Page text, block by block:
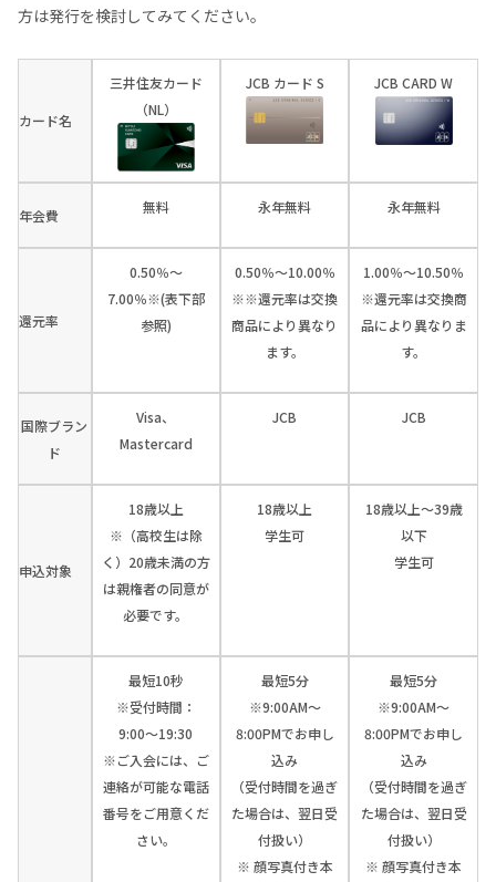
方は発行を検討してみてください。
カード名
三井住友カード
（NL）
JCB カード S JCB CARD W
年会費 無料 永年無料 永年無料
還元率
0.50％～
7.00％※(表下部
参照)
0.50％～10.00％
※※還元率は交換
商品により異なり
ます。
1.00％～10.50％
※還元率は交換商
品により異なりま
す。
国際ブラン
ド
Visa、
Mastercard
JCB JCB
申込対象
18歳以上
※（高校生は除
く）20歳未満の方
は親権者の同意が
必要です。
18歳以上
学生可
18歳以上～39歳
以下
学生可
最短10秒
※受付時間：
9:00〜19:30
※ご入会には、ご
連絡が可能な電話
番号をご用意くだ
さい。
最短5分
※9:00AM～
8:00PMでお申し
込み
（受付時間を過ぎ
た場合は、翌日受
付扱い）
※ 顔写真付き本
最短5分
※9:00AM～
8:00PMでお申し
込み
（受付時間を過ぎ
た場合は、翌日受
付扱い）
※ 顔写真付き本